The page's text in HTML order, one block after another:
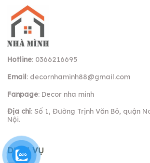
Hotline: 0366216695
Email: decornhaminh88@gmail.com
Fanpage: Decor nha minh
Địa chỉ: Số 1, Đường Trịnh Văn Bô, quận
Nội.
DỊCH VỤ